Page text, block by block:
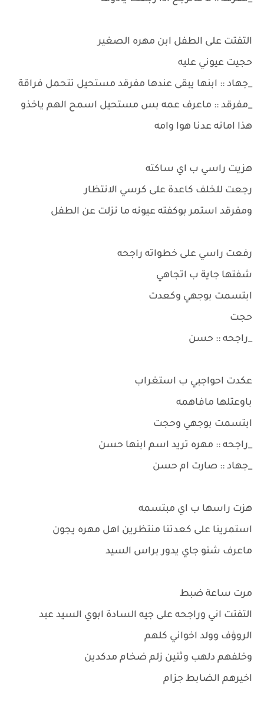
التفتت على الطفل ابن مهره الصغير
حجيت عيوني عليه
_جهاد :: ابنها يبقى عندها مفرقد مستحيل تتحمل فراقة
_مفرقد :: ماعرف عمه بس مستحيل اسمح الهم ياخذو
هذا امانه عدنا هوا وامه
هزيت راسي ب اي ساكته
رجعت للخلف كاعدة على كرسي الانتظار
ومفرقد استمر بوكفته عيونه ما نزلت عن الطفل
رفعت راسي على خطواته راجحه
شفتها جاية ب اتجاهي
ابتسمت بوجهي وكعدت
حجت
_راجحه :: حسن
عكدت احواجبي ب استغراب
باوعتلها مافاهمه
ابتسمت بوجهي وحجت
_راجحه :: مهره تريد اسم ابنها حسن
_جهاد :: صارت ام حسن
هزت راسها ب اي مبتسمه
استمرينا على كعدتنا منتظرين اهل مهره يجون
ماعرف شنو جاي يدور براس السيد
مرت ساعة ضبط
التفتت اني وراجحه على جيه السادة ابوي السيد عبد
الروؤف وولد اخواني كلهم
وخلفهم دلهب وثنين زلم ضخام مدكدين
اخيرهم الضابط جزام